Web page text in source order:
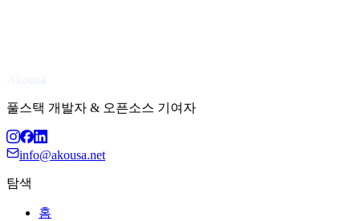
Akousa
풀스택 개발자 & 오픈소스 기여자
info@akousa.net
탐색
홈